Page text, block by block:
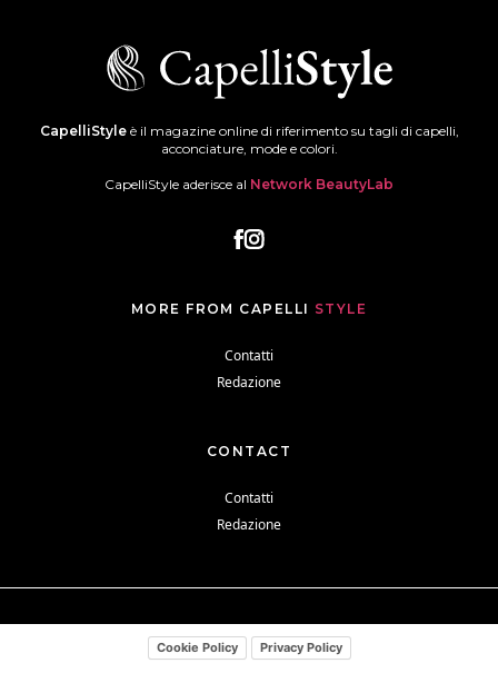
CapelliStyleè il magazine online di riferimento su tagli di capelli,
acconciature, mode e colori.
CapelliStyle aderisce al Network BeautyLab
MORE FROM CAPELLI STYLE
Contatti
Redazione
CONTACT
Contatti
Redazione
Cookie Policy Privacy Policy